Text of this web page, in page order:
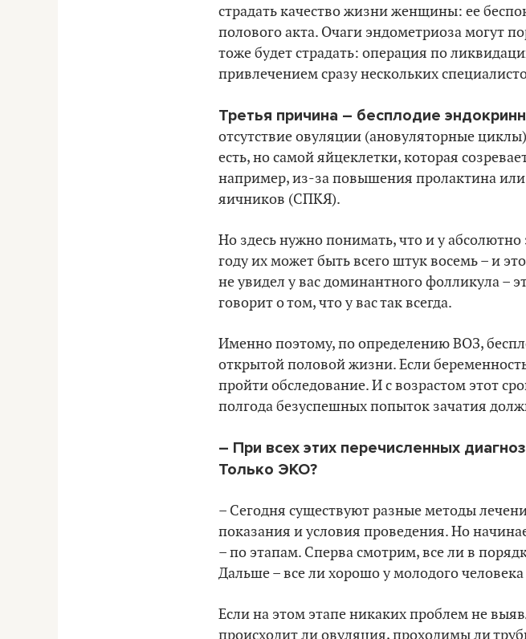
страдать качество жизни женщины: ее
полового акта. Очаги эндометриоза могут
тоже будет страдать: операция по
привлечением сразу нескольких
Третья причина – бесплодие
отсутствие овуляции (ановуляторные
есть, но самой яйцеклетки, которая
например, из-за повышения пролактина
яичников (СПКЯ).
Но здесь нужно понимать, что и у
году их может быть всего штук восемь – и
не увидел у вас доминантного фолликула –
говорит о том, что у вас так всегда.
Именно поэтому, по определению ВОЗ,
открытой половой жизни. Если
пройти обследование. И с возрастом этот
полгода безуспешных попыток зачатия
– При всех этих перечисленных
Только ЭКО?
– Сегодня существуют разные методы
показания и условия проведения. Но
– по этапам. Сперва смотрим, все ли в
Дальше – все ли хорошо у молодого
Если на этом этапе никаких проблем не
происходит ли овуляция, проходимы ли